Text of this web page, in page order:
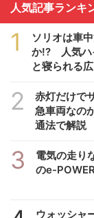
人気記事ランキ
1
ソリオは車
か!? 人気ハ
と寝られる
2
赤灯だけで
急車両なの
通法で解説
3
電気の走り
のe-
ウォッシャ